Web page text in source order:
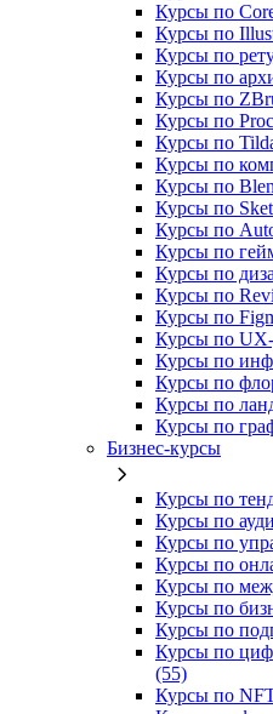
Курсы по
Курсы по
Курсы по
Курсы по
Курсы по
Курсы по
Курсы по
Курсы по
Курсы по
Курсы по
Курсы по
Курсы по
Курсы по
Курсы по
Курсы по
Курсы по
Курсы по
Курсы по
Курсы по
Курсы по
Бизнес-курсы
Курсы по
Курсы по
Курсы по
Курсы по
Курсы по
Курсы по
Курсы по
Курсы по
(55)
Курсы по